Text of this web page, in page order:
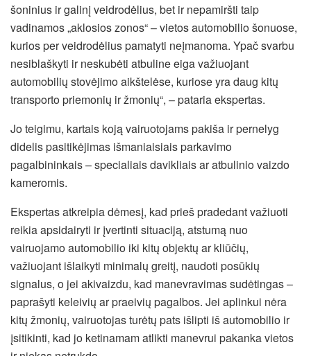
šoninius ir galinį veidrodėlius, bet ir nepamiršti taip
vadinamos „aklosios zonos“ – vietos automobilio šonuose,
kurios per veidrodėlius pamatyti neįmanoma. Ypač svarbu
nesiblaškyti ir neskubėti atbuline eiga važiuojant
automobilių stovėjimo aikštelėse, kuriose yra daug kitų
transporto priemonių ir žmonių“, – pataria ekspertas.
Jo teigimu, kartais koją vairuotojams pakiša ir pernelyg
didelis pasitikėjimas išmaniaisiais parkavimo
pagalbininkais – specialiais davikliais ar atbulinio vaizdo
kameromis.
Ekspertas atkreipia dėmesį, kad prieš pradedant važiuoti
reikia apsidairyti ir įvertinti situaciją, atstumą nuo
vairuojamo automobilio iki kitų objektų ar kliūčių,
važiuojant išlaikyti minimalų greitį, naudoti posūkių
signalus, o jei akivaizdu, kad manevravimas sudėtingas –
paprašyti keleivių ar praeivių pagalbos. Jei aplinkui nėra
kitų žmonių, vairuotojas turėtų pats išlipti iš automobilio ir
įsitikinti, kad jo ketinamam atlikti manevrui pakanka vietos